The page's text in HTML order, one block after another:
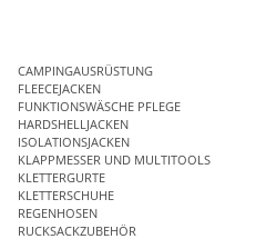
CAMPINGAUSRÜSTUNG
FLEECEJACKEN
FUNKTIONSWÄSCHE PFLEGE
HARDSHELLJACKEN
ISOLATIONSJACKEN
KLAPPMESSER UND MULTITOOLS
KLETTERGURTE
KLETTERSCHUHE
REGENHOSEN
RUCKSACKZUBEHÖR